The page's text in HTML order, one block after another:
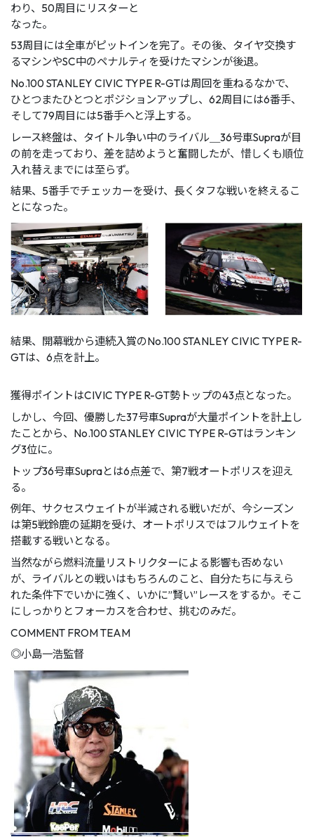
わり、50周⽬にリスターと
なった。
53周⽬には全⾞がピットインを完了。その後、タイヤ交換す
るマシンやSC中のペナルティを受けたマシンが後退。
No.100 STANLEY CIVIC TYPE R-GTは周回を重ねるなかで、
ひとつまたひとつとポジションアップし、62周⽬には6番⼿、
そして79周⽬には5番⼿へと浮上する。
レース終盤は、タイトル争い中のライバル＿36号⾞Supraが⽬
の前を⾛っており、差を詰めようと奮闘したが、惜しくも順位
⼊れ替えまでには⾄らず。
結果、5番⼿でチェッカーを受け、⻑くタフな戦いを終えるこ
とになった。
結果、開幕戦から連続⼊賞のNo.100 STANLEY CIVIC TYPE R-
GTは、6点を計上。
獲得ポイントはCIVIC TYPE R-GT勢トップの43点となった。
しかし、今回、優勝した37号⾞Supraが⼤量ポイントを計上し
たことから、No.100 STANLEY CIVIC TYPE R-GTはランキン
グ3位に。
トップ36号⾞Supraとは6点差で、第7戦オートポリスを迎え
る。
例年、サクセスウェイトが半減される戦いだが、今シーズン
は第5戦鈴⿅の延期を受け、オートポリスではフルウェイトを
搭載する戦いとなる。
当然ながら燃料流量リストリクターによる影響も否めない
が、ライバルとの戦いはもちろんのこと、⾃分たちに与えら
れた条件下でいかに強く、いかに”賢い”レースをするか。そこ
にしっかりとフォーカスを合わせ、挑むのみだ。
COMMENT FROM TEAM
◎⼩島⼀浩監督